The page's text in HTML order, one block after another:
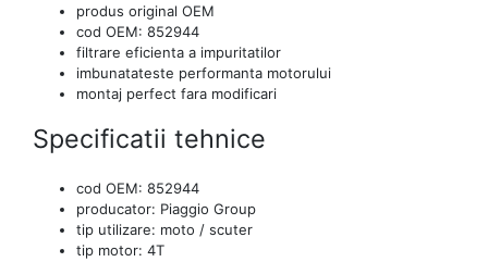
produs original OEM
cod OEM: 852944
filtrare eficienta a impuritatilor
imbunatateste performanta motorului
montaj perfect fara modificari
Specificatii tehnice
cod OEM: 852944
producator: Piaggio Group
tip utilizare: moto / scuter
tip motor: 4T